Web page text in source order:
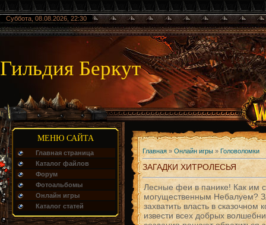
Суббота, 08.08.2026, 22:30
Гильдия Беркут
МЕНЮ САЙТА
Главная страница
Каталог файлов
Форум
Фотоальбомы
Онлайн игры
Каталог статей
Главная»Онлайн игры »Головоломки
ЗАГАДКИ ХИТРОЛЕСЬЯ
Лесные феи в панике! Как им
могущественным Небалуем?
захватить власть в сказочном
извести всех добрых